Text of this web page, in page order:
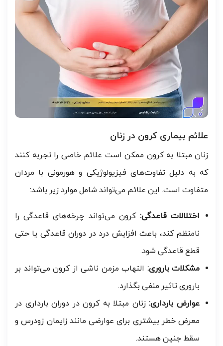
علائم بیماری کرون در زنان
زنان مبتلا به کرون ممکن است علائم خاصی را تجربه کنند
که به دلیل تفاوت‌های فیزیولوژیکی و هورمونی با مردان
متفاوت است. این علائم می‌تواند شامل موارد زیر باشد:
اختلالات قاعدگی: کرون می‌تواند چرخه‌های قاعدگی را
نامنظم کند، باعث افزایش درد در دوران قاعدگی یا حتی
قطع قاعدگی شود.
مشکلات باروری: التهاب مزمن ناشی از کرون می‌تواند بر
باروری تاثیر منفی بگذارد.
عوارض بارداری:زنان مبتلا به کرون در دوران بارداری در
معرض خطر بیشتری برای عوارضی مانند زایمان زودرس و
سقط جنین هستند.